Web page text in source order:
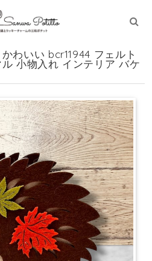
わいい bcr11944 フェルト
小物入れ インテリア バケ